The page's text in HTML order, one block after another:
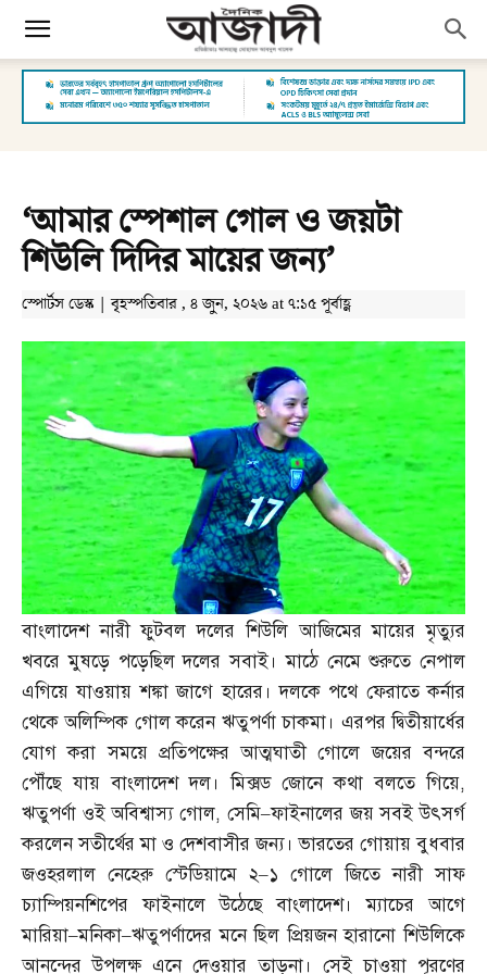
‘আমার স্পেশাল গোল ও জয়টা
শিউলি দিদির মায়ের জন্য’
স্পোর্টস ডেস্ক | বৃহস্পতিবার , ৪ জুন, ২০২৬ at ৭:১৫ পূর্বাহ্ণ
বাংলাদেশ নারী ফুটবল দলের শিউলি আজিমের মায়ের মৃত্যুর
খবরে মুষড়ে পড়েছিল দলের সবাই। মাঠে নেমে শুরুতে নেপাল
এগিয়ে যাওয়ায় শঙ্কা জাগে হারের। দলকে পথে ফেরাতে কর্নার
থেকে অলিম্পিক গোল করেন ঋতুপর্ণা চাকমা। এরপর দ্বিতীয়ার্ধের
যোগ করা সময়ে প্রতিপক্ষের আত্মঘাতী গোলে জয়ের বন্দরে
পৌঁছে যায় বাংলাদেশ দল। মিক্সড জোনে কথা বলতে গিয়ে,
ঋতুপর্ণা ওই অবিশ্বাস্য গোল, সেমি–ফাইনালের জয় সবই উৎসর্গ
করলেন সতীর্থের মা ও দেশবাসীর জন্য। ভারতের গোয়ায় বুধবার
জওহরলাল নেহেরু স্টেডিয়ামে ২–১ গোলে জিতে নারী সাফ
চ্যাম্পিয়নশিপের ফাইনালে উঠেছে বাংলাদেশ। ম্যাচের আগে
মারিয়া–মনিকা–ঋতুপর্ণাদের মনে ছিল প্রিয়জন হারানো শিউলিকে
আনন্দের উপলক্ষ এনে দেওয়ার তাড়না। সেই চাওয়া পূরণের